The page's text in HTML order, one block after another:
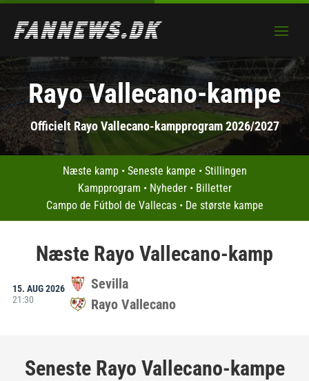
Rayo Vallecano-kampe
Officielt Rayo Vallecano-kampprogram 2026/2027
Næste kamp• Seneste kampe • Stillingen
Kampprogram • Nyheder• Billetter
Campo de Fútbol de Vallecas• De største kampe
Næste Rayo Vallecano-kamp
15. AUG 2026
21:30
Sevilla
Rayo Vallecano
Seneste Rayo Vallecano-kampe